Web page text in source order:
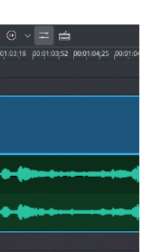
libreoffice_portabl